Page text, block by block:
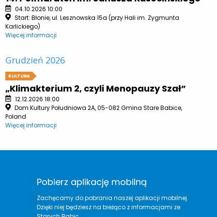
04.10.2026 10:00
Start: Błonie, ul. Lesznowska 15a (przy Hali im. Zygmunta
Karlickiego)
Więcej informacji
Grudzień 2026
KULTURA
„Klimakterium 2, czyli Menopauzy Szał”
12.12.2026 18:00
Dom Kultury Południowa 2A, 05-082 Gmina Stare Babice,
Poland
Więcej informacji
Pobierz aplikację mobilną
Zachęcamy do pobrania naszej aplikacji mobilnej.
Dzięki niej będziesz na bieżąco z informacjami ze